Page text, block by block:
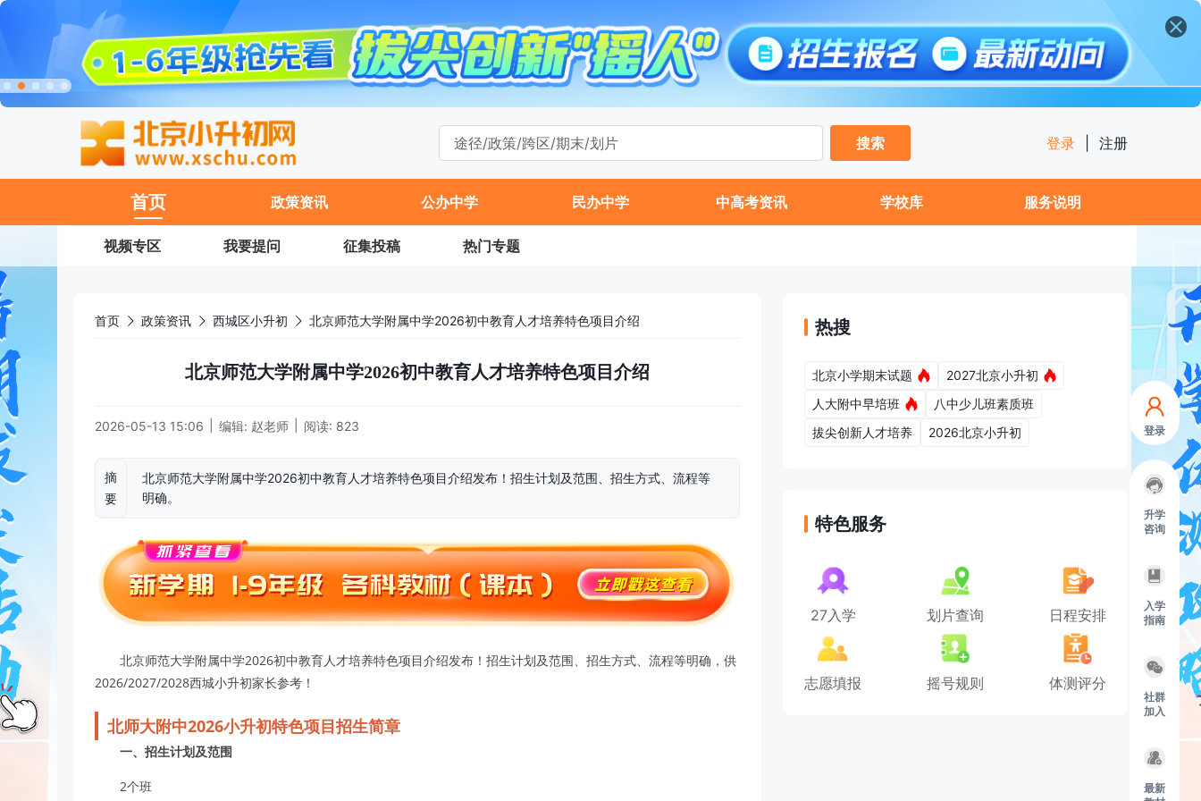
登录
升学
咨询
入学
指南
社群
加入
最新
搜索
登录 注册
首页 政策资讯 公办中学 民办中学 中高考资讯 学校库 服务说明
视频专区 我要提问 征集投稿 热门专题
首页 政策资讯 西城区小升初 北京师范大学附属中学2026初中教育人才培养特色项目介绍
北京师范大学附属中学2026初中教育人才培养特色项目介绍
2026-05-13 15:06 编辑: 赵老师 阅读: 823
摘
要
北京师范大学附属中学2026初中教育人才培养特色项目介绍发布！招生计划及范围、招生方式、流程等
明确。
北京师范大学附属中学2026初中教育人才培养特色项目介绍发布！招生计划及范围、招生方式、流程等明确，供
2026/2027/2028西城小升初家长参考！
北师大附中2026小升初特色项目招生简章
一、招生计划及范围
2个班
热搜
北京小学期末试题
2027北京小升初
人大附中早培班
八中少儿班素质班
拔尖创新人才培养
2026北京小升初
特色服务
27入学 划片查询 日程安排
志愿填报 摇号规则 体测评分